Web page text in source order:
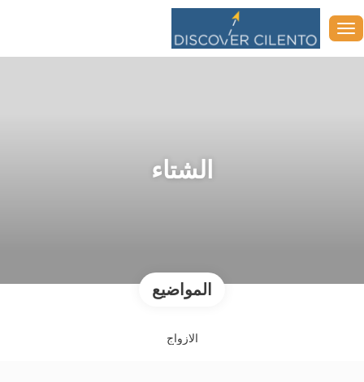
الشتاء
المواضيع
الازواج